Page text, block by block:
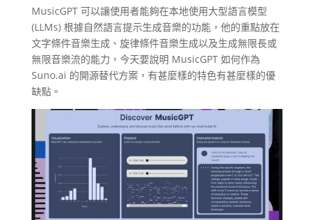
MusicGPT 可以讓使用者能夠在本地使用大型語言模型
(LLMs) 根據自然語言提示生成音樂的功能，他的重點放在
文字條件音樂生成、旋律條件音樂生成以及生成無限長或
無限音樂流的能力，今天要說明 MusicGPT 如何作為
Suno.ai 的開源替代方案，有甚麼樣的特色有甚麼樣的優
缺點。